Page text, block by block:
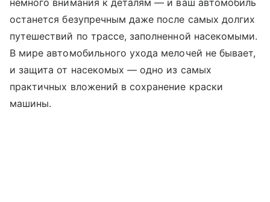
немного внимания к деталям — и ваш автомобиль
останется безупречным даже после самых долгих
путешествий по трассе, заполненной насекомыми.
В мире автомобильного ухода мелочей не бывает,
и защита от насекомых — одно из самых
практичных вложений в сохранение краски
машины.